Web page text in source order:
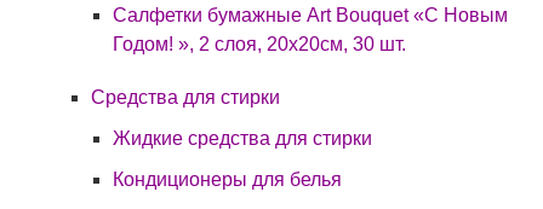
Салфетки бумажные Art Bouquet «С Новым
Годом! », 2 слоя, 20х20см, 30 шт.
Средства для стирки
Жидкие средства для стирки
Кондиционеры для белья